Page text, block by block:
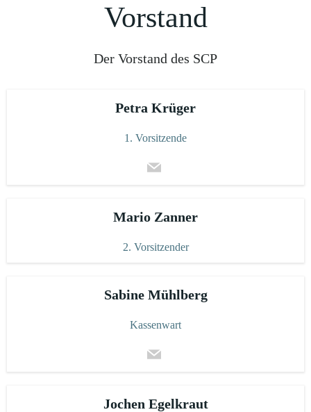
Vorstand
Der Vorstand des SCP
Petra Krüger
1. Vorsitzende
Mario Zanner
2. Vorsitzender
Sabine Mühlberg
Kassenwart
Jochen Egelkraut